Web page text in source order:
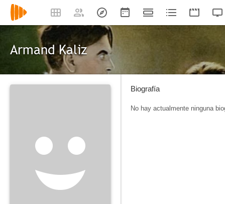
Armand Kaliz
Biografía
No hay actualmente ninguna